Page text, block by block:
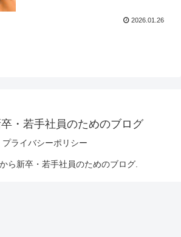
2026.01.26
・若手社員のためのブログ
プライバシーポリシー
ら新卒・若手社員のためのブログ.